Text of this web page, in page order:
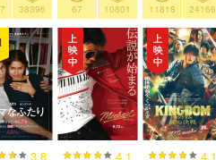
38396 67 10801 11818 24166
3.8 4.1 4.1